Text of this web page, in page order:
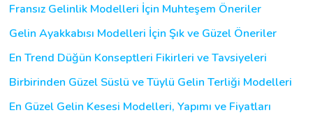
Fransız Gelinlik Modelleri İçin Muhteşem Öneriler
Gelin Ayakkabısı Modelleri İçin Şık ve Güzel Öneriler
En Trend Düğün Konseptleri Fikirleri ve Tavsiyeleri
Birbirinden Güzel Süslü ve Tüylü Gelin Terliği Modelleri
En Güzel Gelin Kesesi Modelleri, Yapımı ve Fiyatları